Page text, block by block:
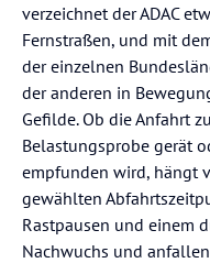
verzeichnet der ADAC
Fernstraßen, und mit
der einzelnen
der anderen in
Gefilde. Ob die Anfahrt
Belastungsprobe gerät
empfunden wird, hängt
gewählten
Rastpausen und einem
Nachwuchs und